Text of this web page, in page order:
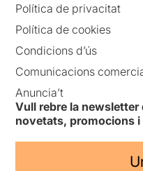
Política de privacitat
Política de cookies
Condicions d’ús
Comunicacions
Anuncia’t
Vull rebre la newsletter
novetats, promocions